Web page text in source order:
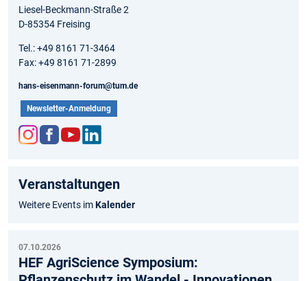
Liesel-Beckmann-Straße 2
D-85354 Freising
Tel.: +49 8161 71-3464
Fax: +49 8161 71-2899
hans-eisenmann-forum@tum.de
Newsletter-Anmeldung
am
ok
e
Veranstaltungen
Weitere Events imKalender
07.10.2026
HEF AgriScience Symposium: